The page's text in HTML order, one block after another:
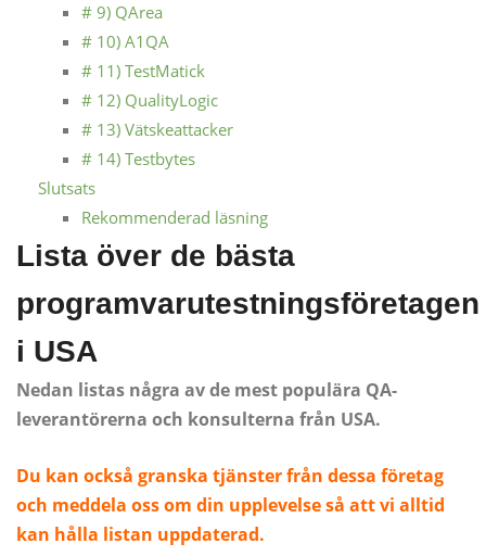
# 9) QArea
# 10) A1QA
# 11) TestMatick
# 12) QualityLogic
# 13) Vätskeattacker
# 14) Testbytes
Slutsats
Rekommenderad läsning
Lista över de bästa
programvarutestningsföretagen
i USA
Nedan listas några av de mest populära QA-
leverantörerna och konsulterna från USA.
Du kan också granska tjänster från dessa företag
och meddela oss om din upplevelse så att vi alltid
kan hålla listan uppdaterad.